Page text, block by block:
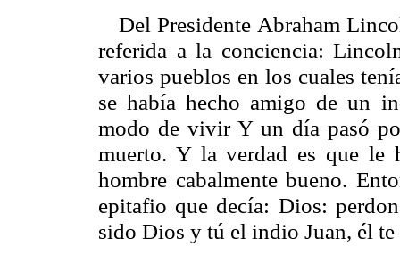
Del Presidente Abraham
referida a la conciencia:
varios pueblos en los cuales
se había hecho amigo de un
modo de vivir Y un día pasó
muerto. Y la verdad es que le
hombre cabalmente bueno.
epitafio que decía: Dios:
sido Dios y tú el indio Juan, él